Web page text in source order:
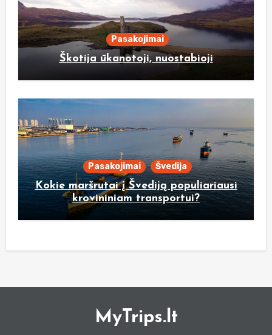
Pasakojimai
Škotija ūkanotoji, nuostabioji
Pasakojimai Švedija
Kokie maršrutai į Švediją populiariausi
krovininiam transportui?
MyTrips.lt